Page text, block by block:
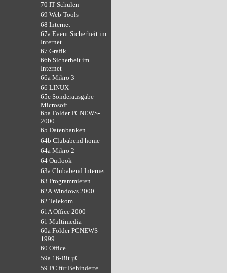
70 IT-Schulen
69 Web-Tools
68 Internet
67a Event Sicherheit im
Internet
67 Grafik
66b Sicherheit im
Internet
66a Mikro 3
66 LINUX
65c Sonderausgabe
Microsoft
65a Folder PCNEWS-
2000
65 Datenbanken
64b Clubabend home
64a Mikro 2
64 Outlook
63a Clubabend Internet
63 Programmieren
62A Windows 2000
62 Telekom
61A Office 2000
61 Multimedia
60a Folder PCNEWS-
1999
60 Office
59a 16-Bit µC
59 PC für Behinderte